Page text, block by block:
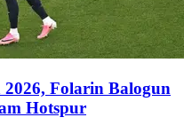
Folarin Balogun
Hotspur